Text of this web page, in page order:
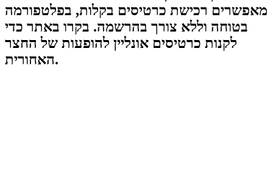
מאפשרים רכישת כרטיסים בקלות, בפלטפורמה
בטוחה וללא צורך בהרשמה. בקרו באתר כדי
לקנות כרטיסים אונליין להופעות של החצר
האחורית.